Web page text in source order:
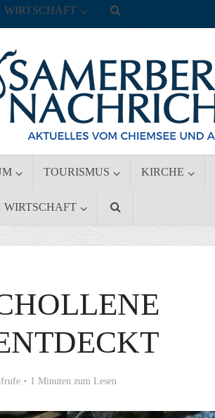
TOURISMUS KIRCHE
WIRTSCHAFT
WIRTSCHAFT
1 Minuten zum Lesen